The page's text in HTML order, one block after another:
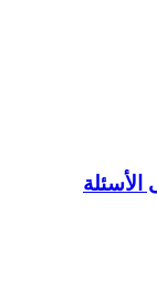
الأسئلة